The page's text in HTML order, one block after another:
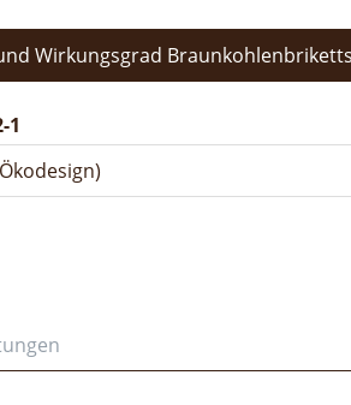
Wirkungsgrad Braunkohlenbriketts
1